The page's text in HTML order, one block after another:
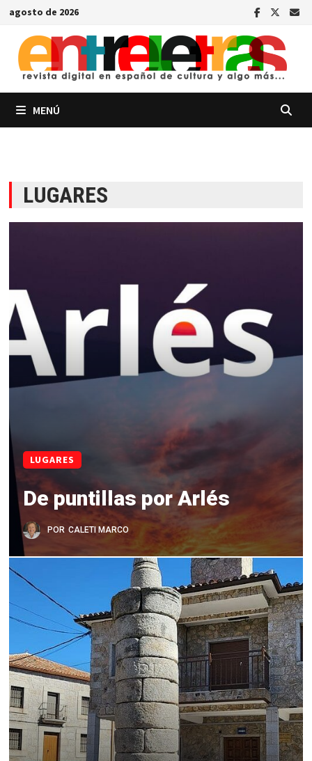
Saltar
contenido
agosto de 2026
MENÚ
LUGARES
LUGARES
De puntillas por Arlés
POR CALETI MARCO